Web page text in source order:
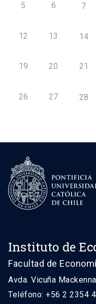
5 6 7
12 13 14
19 20 21
26 27 28
Instituto de
Facultad de
Avda. Vicuña
Teléfono: +56 2 2354